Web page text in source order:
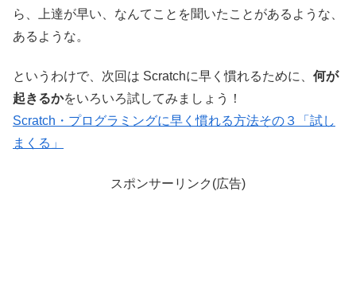
ら、上達が早い、なんてことを聞いたことがあるような、
あるような。
というわけで、次回は Scratchに早く慣れるために、 何が
起きるかをいろいろ試してみましょう！
Scratch・プログラミングに早く慣れる方法その３「試し
まくる」
スポンサーリンク(広告)